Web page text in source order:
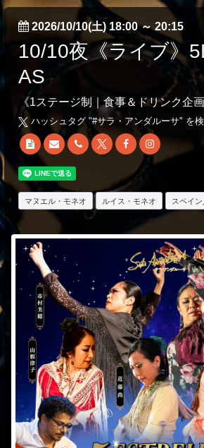
2026/10/10(土) 18:00～ 20:15
10/10夜《ライブ》
AS
《1ステージ制｜食事＆ドリンク企画
ハッシュタグ "#サラ・アンダルーサ" を
マヌエル・モネオ ルイス・モネオ スペイ